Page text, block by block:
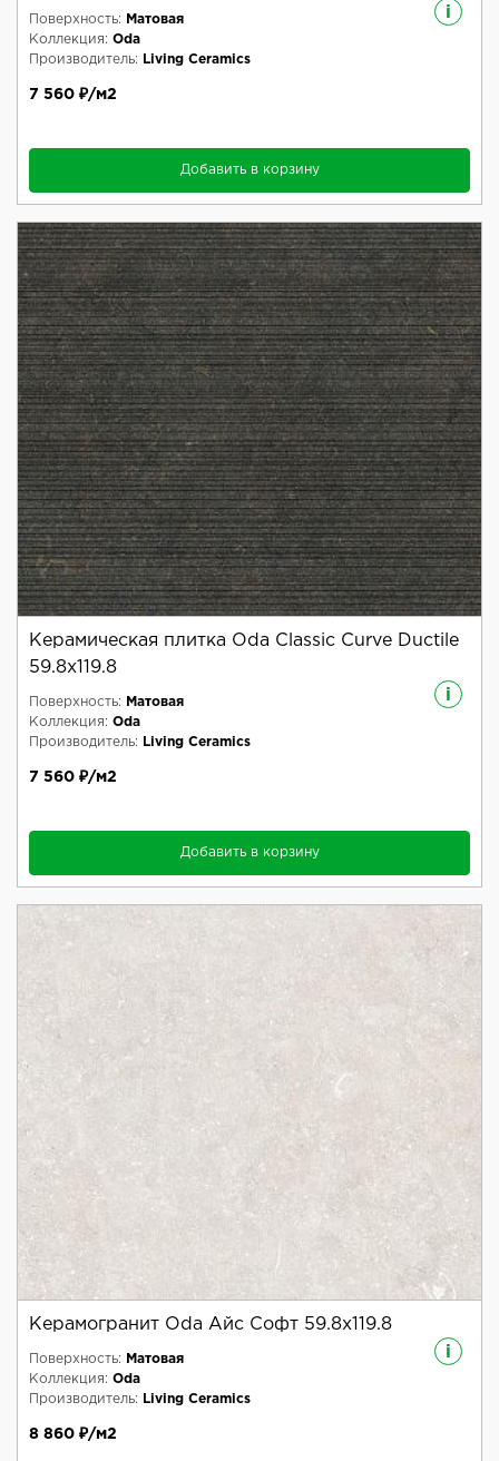
i
Поверхность:
Матовая
Коллекция: Oda
Производитель:
Living Ceramics
7 560 ₽/м2
Добавить в корзину
Керамическая плитка Oda Classic Curve Ductile
59.8x119.8
i
Поверхность:
Матовая
Коллекция: Oda
Производитель:
Living Ceramics
7 560 ₽/м2
Добавить в корзину
Керамогранит Oda Айс Софт 59.8x119.8
i
Поверхность:
Матовая
Коллекция: Oda
Производитель:
Living Ceramics
8 860 ₽/м2